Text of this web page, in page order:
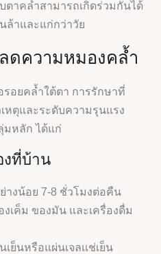
าคล้ำสามารถเกิดร่วมกันได้
ล้าและแก่กว่าวัย
ดความหมองคล้ำ
อยคล้ำใต้ตา การรักษาที่
หตุและระดับความรุนแรง
มหลัก ได้แก่
งที่บ้าน
างน้อย 7-8 ชั่วโมงต่อคืน
งเค็ม ของมัน และเครื่องดื่ม
เย็นหรือแผ่นเจลแช่เย็น